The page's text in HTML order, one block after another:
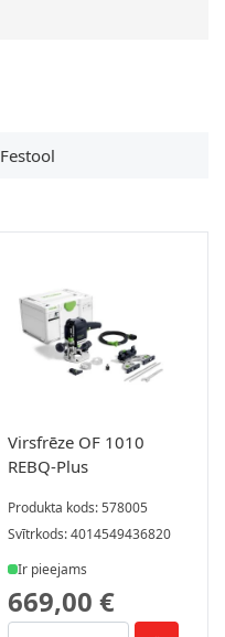
Festool
Virsfrēze OF 1010
REBQ-Plus
Produkta kods: 578005
Svītrkods: 4014549436820
Ir pieejams
669,00 €